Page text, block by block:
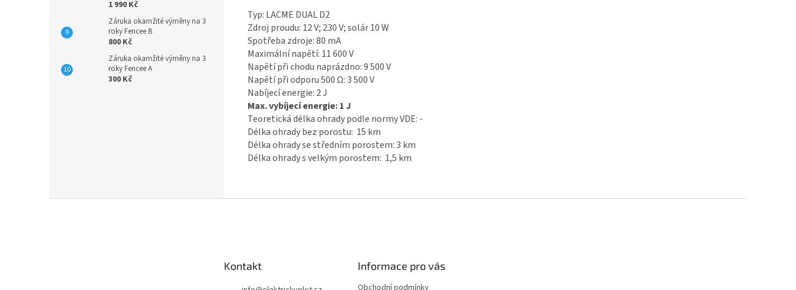
1 990 Kč
Záruka okamžité výměny na 3
roky Fencee B
800 Kč
Záruka okamžité výměny na 3
roky Fencee A
300 Kč
Typ: LACME DUAL D2
Zdroj proudu: 12 V; 230 V; solár 10 W
Spotřeba zdroje: 80 mA
Maximální napětí: 11 600 V
Napětí při chodu naprázdno: 9 500 V
Napětí při odporu 500 Ω: 3 500 V
Nabíjecí energie: 2 J
Max. vybíjecí energie: 1 J
Teoretická délka ohrady podle normy VDE: -
Délka ohrady bez porostu: 15 km
Délka ohrady se středním porostem: 3 km
Délka ohrady s velkým porostem: 1,5 km
Kontakt Informace pro vás